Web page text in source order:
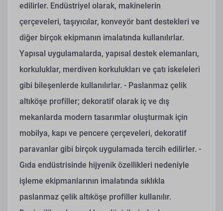
edilirler. Endüstriyel olarak, makinelerin
çerçeveleri, taşıyıcılar, konveyör bant destekleri ve
diğer birçok ekipmanın imalatında kullanılırlar.
Yapısal uygulamalarda, yapısal destek elemanları,
korkuluklar, merdiven korkulukları ve çatı iskeleleri
gibi bileşenlerde kullanılırlar. - Paslanmaz çelik
altıköşe profiller; dekoratif olarak iç ve dış
mekanlarda modern tasarımlar oluşturmak için
mobilya, kapı ve pencere çerçeveleri, dekoratif
paravanlar gibi birçok uygulamada tercih edilirler. -
Gıda endüstrisinde hijyenik özellikleri nedeniyle
işleme ekipmanlarının imalatında sıklıkla
paslanmaz çelik altıköşe profiller kullanılır.